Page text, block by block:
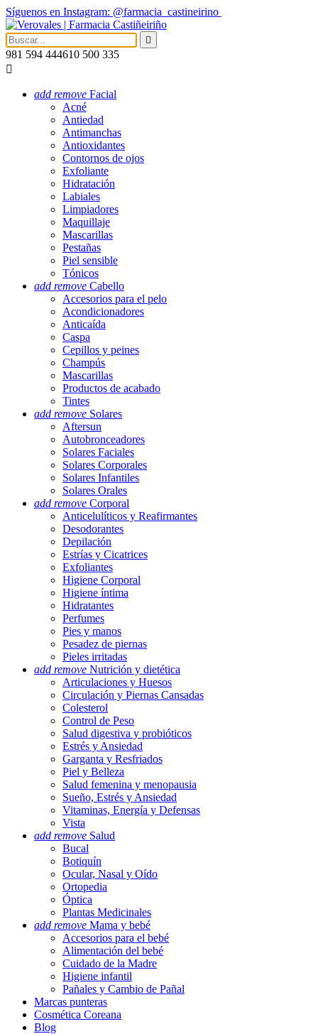
Síguenos en Instagram: @farmacia_castineirino

981 594 444610 500 335

add remove Facial
Acné
Antiedad
Antimanchas
Antioxidantes
Contornos de ojos
Exfoliante
Hidratación
Labiales
Limpiadores
Maquillaje
Mascarillas
Pestañas
Piel sensible
Tónicos
add remove Cabello
Accesorios para el pelo
Acondicionadores
Anticaída
Caspa
Cepillos y peines
Champús
Mascarillas
Productos de acabado
Tintes
add remove Solares
Aftersun
Autobronceadores
Solares Faciales
Solares Corporales
Solares Infantiles
Solares Orales
add remove Corporal
Anticelulíticos y Reafirmantes
Desodorantes
Depilación
Estrías y Cicatrices
Exfoliantes
Higiene Corporal
Higiene íntima
Hidratantes
Perfumes
Pies y manos
Pesadez de piernas
Pieles irritadas
add remove Nutrición y dietética
Articulaciones y Huesos
Circulación y Piernas Cansadas
Colesterol
Control de Peso
Salud digestiva y probióticos
Estrés y Ansiedad
Garganta y Resfriados
Piel y Belleza
Salud femenina y menopausia
Sueño, Estrés y Ansiedad
Vitaminas, Energía y Defensas
Vista
add remove Salud
Bucal
Botiquín
Ocular, Nasal y Oído
Ortopedia
Óptica
Plantas Medicinales
add remove Mama y bebé
Accesorios para el bebé
Alimentación del bebé
Cuidado de la Madre
Higiene infantil
Pañales y Cambio de Pañal
Marcas punteras
Cosmética Coreana
Blog